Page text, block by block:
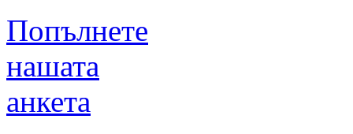
Попълнете
нашата
анкета